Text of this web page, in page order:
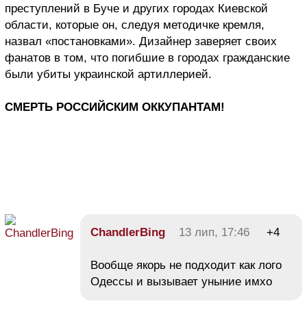
преступлений в Буче и других городах Киевской
области, которые он, следуя методичке кремля,
назвал «постановками». Дизайнер заверяет своих
фанатов в том, что погибшие в городах гражданские
были убиты украинской артиллерией.
СМЕРТЬ РОССИЙСКИМ ОККУПАНТАМ!
ChandlerBing 13 лип, 17:46 +4
Вообще якорь не подходит как лого
Одессы и вызывает уныние имхо